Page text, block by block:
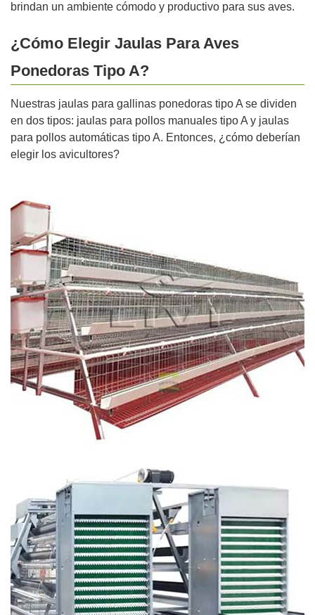
brindan un ambiente cómodo y productivo para sus aves.
¿Cómo Elegir Jaulas Para Aves
Ponedoras Tipo A?
Nuestras jaulas para gallinas ponedoras tipo A se dividen
en dos tipos: jaulas para pollos manuales tipo A y jaulas
para pollos automáticas tipo A. Entonces, ¿cómo deberían
elegir los avicultores?